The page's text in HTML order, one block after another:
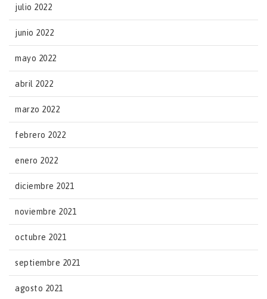
julio 2022
junio 2022
mayo 2022
abril 2022
marzo 2022
febrero 2022
enero 2022
diciembre 2021
noviembre 2021
octubre 2021
septiembre 2021
agosto 2021